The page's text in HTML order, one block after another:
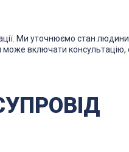
Ми уточнюємо стан
включати